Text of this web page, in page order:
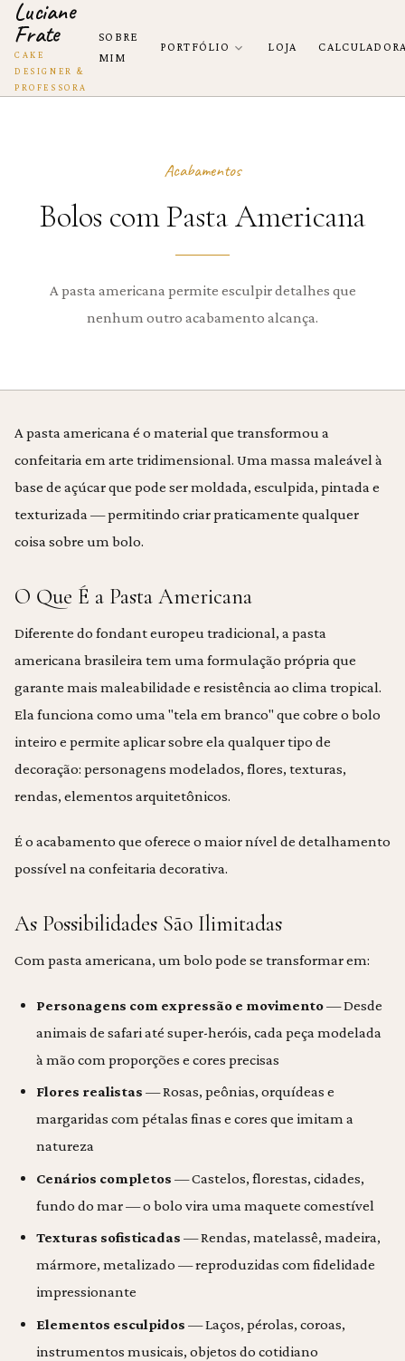
Luciane
Frate
CAKE
DESIGNER &
PROFESSORA
SOBRE
MIM
PORTFÓLIO LOJA
Acabamentos
Bolos com Pasta Americana
A pasta americana permite esculpir detalhes que
nenhum outro acabamento alcança.
A pasta americana é o material que transformou a
confeitaria em arte tridimensional. Uma massa maleável à
base de açúcar que pode ser moldada, esculpida, pintada e
texturizada — permitindo criar praticamente qualquer
coisa sobre um bolo.
O Que É a Pasta Americana
Diferente do fondant europeu tradicional, a pasta
americana brasileira tem uma formulação própria que
garante mais maleabilidade e resistência ao clima tropical.
Ela funciona como uma "tela em branco" que cobre o bolo
inteiro e permite aplicar sobre ela qualquer tipo de
decoração: personagens modelados, flores, texturas,
rendas, elementos arquitetônicos.
É o acabamento que oferece o maior nível de detalhamento
possível na confeitaria decorativa.
As Possibilidades São Ilimitadas
Com pasta americana, um bolo pode se transformar em:
Personagens com expressão e movimento— Desde
animais de safari até super-heróis, cada peça modelada
à mão com proporções e cores precisas
Flores realistas — Rosas, peônias, orquídeas e
margaridas com pétalas finas e cores que imitam a
natureza
Cenários completos — Castelos, florestas, cidades,
fundo do mar — o bolo vira uma maquete comestível
Texturas sofisticadas — Rendas, matelassê, madeira,
mármore, metalizado — reproduzidas com fidelidade
impressionante
Elementos esculpidos — Laços, pérolas, coroas,
instrumentos musicais, objetos do cotidiano